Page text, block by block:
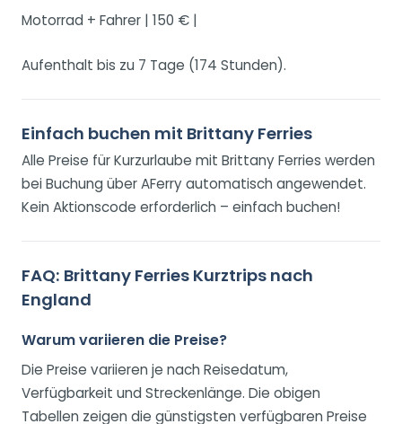
Motorrad + Fahrer | 150 € |
Aufenthalt bis zu 7 Tage (174 Stunden).
Einfach buchen mit Brittany Ferries
Alle Preise für Kurzurlaube mit Brittany Ferries werden
bei Buchung über AFerry automatisch angewendet.
Kein Aktionscode erforderlich – einfach buchen!
FAQ: Brittany Ferries Kurztrips nach
England
Warum variieren die Preise?
Die Preise variieren je nach Reisedatum,
Verfügbarkeit und Streckenlänge. Die obigen
Tabellen zeigen die günstigsten verfügbaren Preise